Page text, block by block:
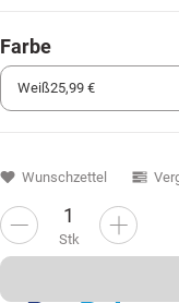
Farbe
Stk
Wunschzettel